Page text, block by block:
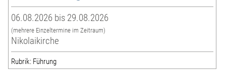
06.08.2026 bis 29.08.2026
(mehrere Einzeltermine im Zeitraum)
Nikolaikirche
Rubrik: Führung